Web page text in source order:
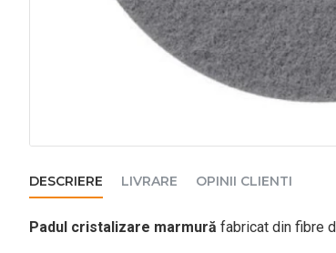
DESCRIERE LIVRARE OPINII CLIENTI
Padul cristalizare marmură fabricat din fibre